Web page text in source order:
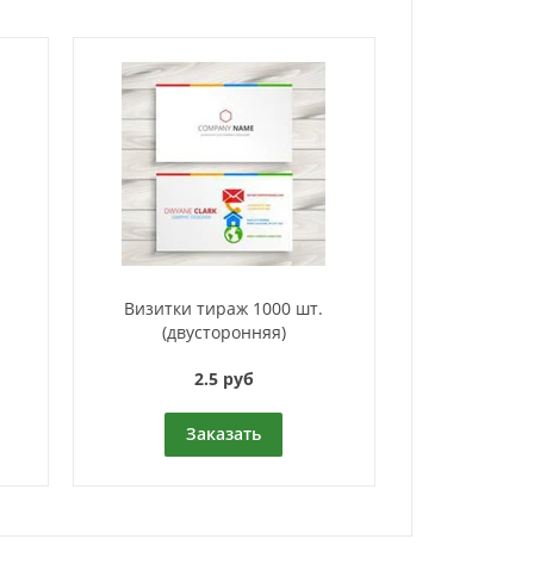
Визитки тираж 1000 шт.
(двусторонняя)
2.5 руб
Заказать